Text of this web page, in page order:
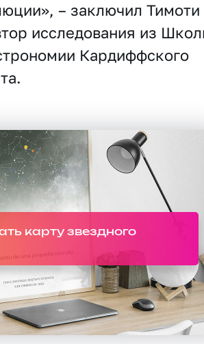
– заключил Тимоти
исследования из
Кардиффского
карту звездного